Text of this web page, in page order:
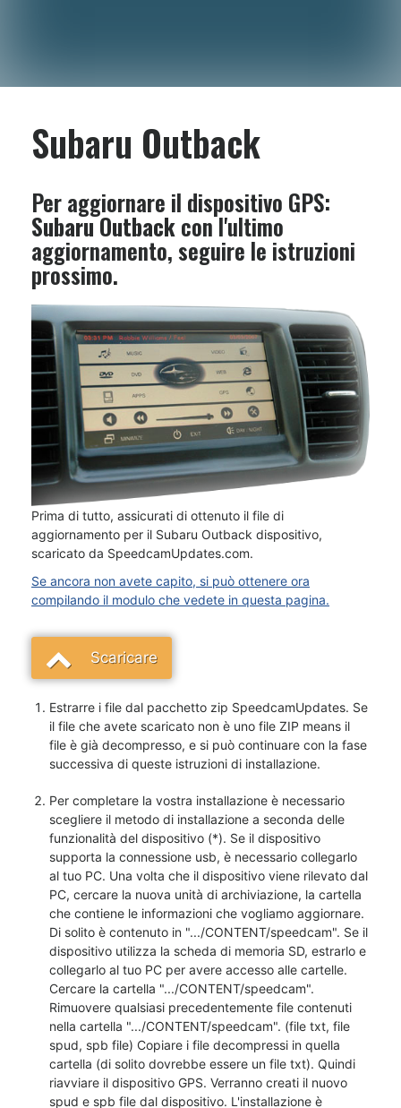
Subaru Outback
Per aggiornare il dispositivo GPS:
Subaru Outbackcon l'ultimo
aggiornamento, seguire le istruzioni
prossimo.
Prima di tutto, assicurati di ottenuto il file di
aggiornamento per il Subaru Outback dispositivo,
scaricato da SpeedcamUpdates.com.
Se ancora non avete capito, si può ottenere ora
compilando il modulo che vedete in questa pagina.
Scaricare
Estrarre i file dal pacchetto zip SpeedcamUpdates. Se
il file che avete scaricato non è uno file ZIP means il
file è già decompresso, e si può continuare con la fase
successiva di queste istruzioni di installazione.
Per completare la vostra installazione è necessario
scegliere il metodo di installazione a seconda delle
funzionalità del dispositivo (*). Se il dispositivo
supporta la connessione usb, è necessario collegarlo
al tuo PC. Una volta che il dispositivo viene rilevato dal
PC, cercare la nuova unità di archiviazione, la cartella
che contiene le informazioni che vogliamo aggiornare.
Di solito è contenuto in ".../CONTENT/speedcam". Se il
dispositivo utilizza la scheda di memoria SD, estrarlo e
collegarlo al tuo PC per avere accesso alle cartelle.
Cercare la cartella ".../CONTENT/speedcam".
Rimuovere qualsiasi precedentemente file contenuti
nella cartella ".../CONTENT/speedcam". (file txt, file
spud, spb file) Copiare i file decompressi in quella
cartella (di solito dovrebbe essere un file txt). Quindi
riavviare il dispositivo GPS. Verranno creati il nuovo
spud e spb file dal dispositivo. L'installazione è